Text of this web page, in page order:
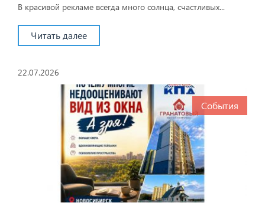
В красивой рекламе всегда много солнца, счастливых...
Читать далее
22.07.2026
События